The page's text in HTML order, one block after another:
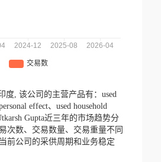
度, 该公司的主营产品有：used
effect、used household
Gupta近三年的市场趋势分
次数、交易数量、交易重量不同
前公司的采供周期和业务稳定